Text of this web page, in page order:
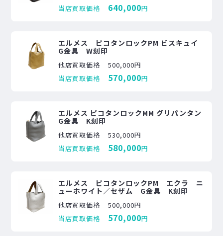
当店買取価格
640,000円
エルメス ピコタンロックPM ビスキュイ
G金具 W刻印
他店買取価格
500,000円
当店買取価格
570,000円
エルメス ピコタンロックMM グリパンタン
G金具 K刻印
他店買取価格
530,000円
当店買取価格
580,000円
エルメス ピコタンロックPM エクラ ニ
ューホワイト／セザム G金具 K刻印
他店買取価格
500,000円
当店買取価格
570,000円